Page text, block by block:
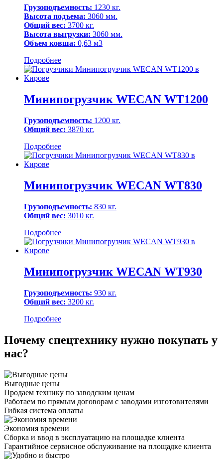
Грузоподъемность: 1230 кг.
Высота подъема: 3060 мм.
Общий вес: 3700 кг.
Высота выгрузки: 3060 мм.
Объем ковша: 0,63 м3
Подробнее
Минипогрузчик WECAN WT1200
Грузоподъемность: 1200 кг.
Общий вес: 3870 кг.
Подробнее
Минипогрузчик WECAN WT830
Грузоподъемность: 830 кг.
Общий вес: 3010 кг.
Подробнее
Минипогрузчик WECAN WT930
Грузоподъемность: 930 кг.
Общий вес: 3200 кг.
Подробнее
Почему спецтехнику нужно покупать у
нас?
Выгодные цены
Продаем технику по заводским ценам
Работаем по прямым договорам с заводами изготовителями
Гибкая система оплаты
Экономия времени
Сборка и ввод в эксплуатацию на площадке клиента
Гарантийное сервисное обслуживание на площадке клиента